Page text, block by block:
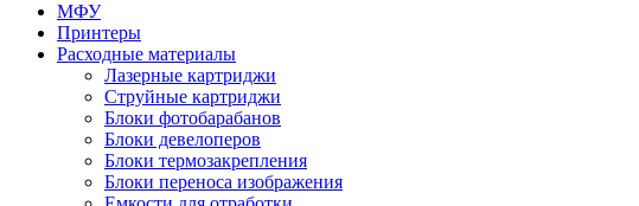
МФУ
Принтеры
Расходные материалы
Лазерные картриджи
Струйные картриджи
Блоки фотобарабанов
Блоки девелоперов
Блоки термозакрепления
Блоки переноса изображения